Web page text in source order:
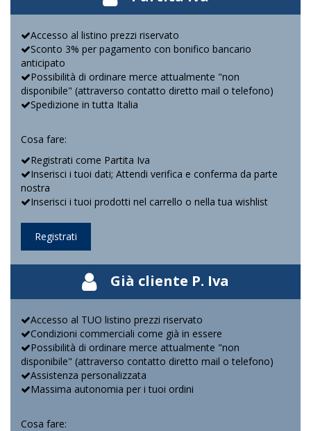
Accesso al listino prezzi riservato
Sconto 3% per pagamento con bonifico bancario
anticipato
Possibilità di ordinare merce attualmente "non
disponibile" (attraverso contatto diretto mail o telefono)
Spedizione in tutta Italia
Cosa fare:
Registrati come Partita Iva
Inserisci i tuoi dati; Attendi verifica e conferma da parte
nostra
Inserisci i tuoi prodotti nel carrello o nella tua wishlist
Registrati
Già cliente P. Iva
Accesso al TUO listino prezzi riservato
Condizioni commerciali come già in essere
Possibilità di ordinare merce attualmente "non
disponibile" (attraverso contatto diretto mail o telefono)
Assistenza personalizzata
Massima autonomia per i tuoi ordini
Cosa fare: